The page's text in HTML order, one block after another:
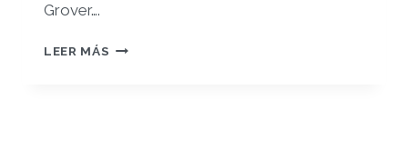
Grover….
LEER MÁS PROTOTIPADO